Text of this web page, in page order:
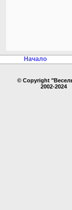
Начало
© Copyright
2002-2024